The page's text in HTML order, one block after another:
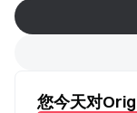
您今天对